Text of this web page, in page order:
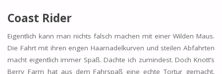
Coast Rider
Eigentlich kann man nichts falsch machen mit einer Wilden Maus.
Die Fahrt mit ihren engen Haarnadelkurven und steilen Abfahrten
macht eigentlich immer Spaß. Dachte ich zumindest. Doch Knott’s
Berry Farm hat aus dem Fahrspaß eine echte Tortur gemacht.